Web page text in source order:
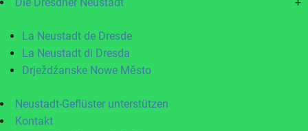
La Neustadt de Dresde
La Neustadt di Dresda
Drježdźanske Nowe Město
Neustadt-Geflüster unterstützen
Kontakt